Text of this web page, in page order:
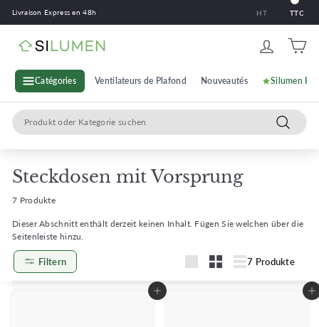
Inhalt
Livraison Express en 48h HT TTC
S
u
m
Catégories Ventilateurs de Plafond Nouveautés Silumen
Search
Steckdosen mit Vorsprung
7 Produkte
Dieser Abschnitt enthält derzeit keinen Inhalt. Fügen Sie welchen über die
Seitenleiste hinzu.
Filtern 7 Produkte
In den Warenkorb legen In den Warenkorb legen